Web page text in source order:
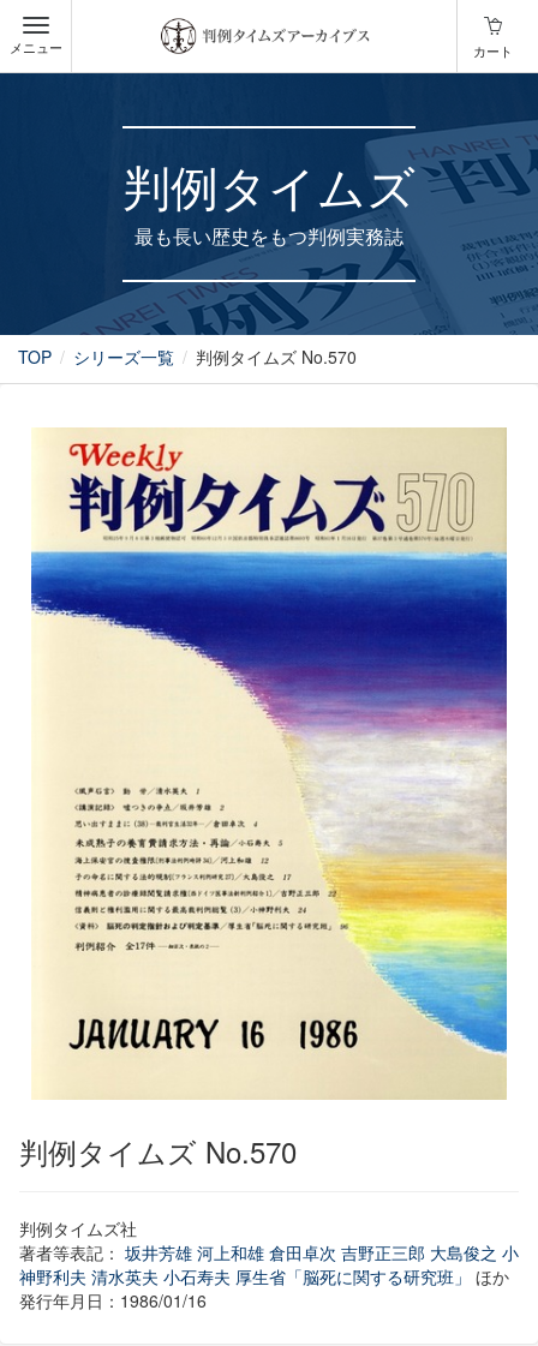
メニュー カート
判例タイムズ
最も長い歴史をもつ判例実務誌
TOP シリーズ一覧 判例タイムズ No.570
判例タイムズ No.570
判例タイムズ社
著者等表記： 坂井芳雄 河上和雄 倉田卓次 吉野正三郎 大島俊之 小
神野利夫 清水英夫 小石寿夫 厚生省「脳死に関する研究班」 ほか
発行年月日：1986/01/16